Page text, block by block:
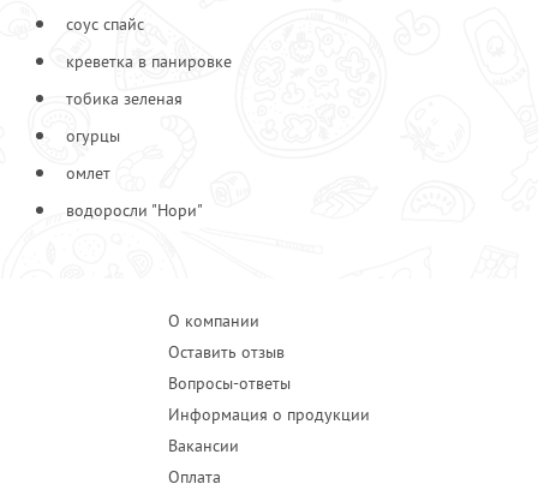
соус спайс
креветка в панировке
тобика зеленая
огурцы
омлет
водоросли "Нори"
О компании
Оставить отзыв
Вопросы-ответы
Информация о продукции
Вакансии
Оплата